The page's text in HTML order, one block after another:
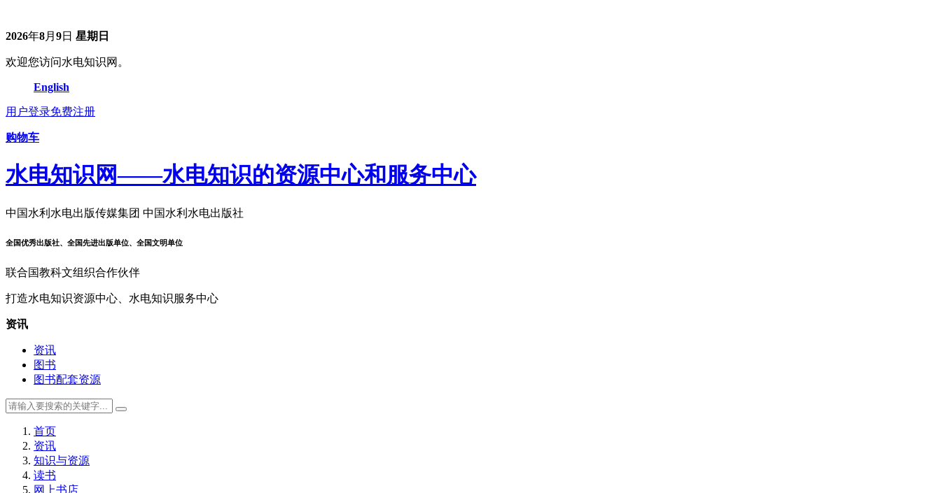
2026年8月 9日 星期日
欢迎您访问水电知识网。
English
用户登录免费注册
购物车
水电知识网——水电知识的资源中心和服务中心
中国水利水电出版传媒集团 中国水利水电出版社
全国优秀出版社、全国先进出版单位、全国文明单位
联合国教科文组织合作伙伴
打造水电知识资源中心、水电知识服务中心
资讯
资讯
图书
图书配套资源
首页
资讯
知识与资源
读书
网上书店